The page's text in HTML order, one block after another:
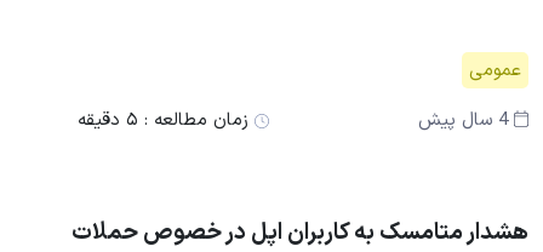
عمومی
4 سال پیش
زمان مطالعه : ۵ دقیقه
هشدار متامسک به کاربران اپل در خصوص حملات